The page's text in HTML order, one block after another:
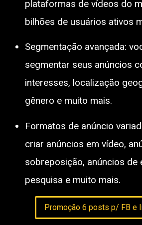
plataformas de vídeos do
bilhões de usuários ativos
Segmentação avançada:
segmentar seus anúncios
interesses, localização
gênero e muito mais.
Formatos de anúncio
criar anúncios em vídeo,
sobreposição, anúncios de
pesquisa e muito mais.
Promoção 6 posts p/ FB e